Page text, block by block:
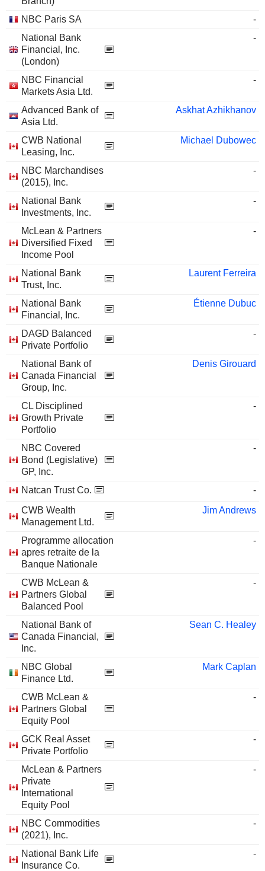
NBC Paris SA
-
National Bank
Financial, Inc.
(London)
-
NBC Financial
Markets Asia Ltd.
-
Advanced Bank of
Asia Ltd.
Askhat Azhikhanov
CWB National
Leasing, Inc.
Michael Dubowec
NBC Marchandises
(2015), Inc.
-
National Bank
Investments, Inc.
-
McLean & Partners
Diversified Fixed
Income Pool
-
National Bank
Trust, Inc.
Laurent Ferreira
National Bank
Financial, Inc.
Étienne Dubuc
DAGD Balanced
Private Portfolio
-
National Bank of
Canada Financial
Group, Inc.
Denis Girouard
CL Disciplined
Growth Private
Portfolio
-
NBC Covered
Bond (Legislative)
GP, Inc.
-
Natcan Trust Co.
-
CWB Wealth
Management Ltd.
Jim Andrews
Programme allocation
apres retraite de la
Banque Nationale
-
CWB McLean &
Partners Global
Balanced Pool
-
National Bank of
Canada Financial,
Inc.
Sean C. Healey
NBC Global
Finance Ltd.
Mark Caplan
CWB McLean &
Partners Global
Equity Pool
-
GCK Real Asset
Private Portfolio
-
McLean & Partners
Private
International
Equity Pool
-
NBC Commodities
(2021), Inc.
-
National Bank Life
Insurance Co.
-